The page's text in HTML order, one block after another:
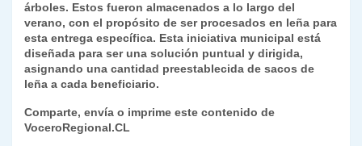
árboles. Estos fueron almacenados a lo largo del
verano, con el propósito de ser procesados en leña para
esta entrega específica. Esta iniciativa municipal está
diseñada para ser una solución puntual y dirigida,
asignando una cantidad preestablecida de sacos de
leña a cada beneficiario.
Comparte, envía o imprime este contenido de
VoceroRegional.CL